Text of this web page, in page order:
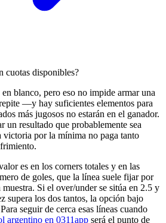
cuotas disponibles?
blanco, pero eso no impide armar una
—y hay suficientes elementos para
más jugosos no estarán en el ganador.
resultado que probablemente sea
victoria por la mínima no paga tanto
es en los corners totales y en las
de goles, que la línea suele fijar por
Si el over/under se sitúa en 2.5 y
supera los dos tantos, la opción bajo
seguir de cerca esas líneas cuando
argentino en 0311app será el punto de